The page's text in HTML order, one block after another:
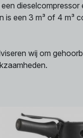
is een 3 m³ of 4 m³
wij om